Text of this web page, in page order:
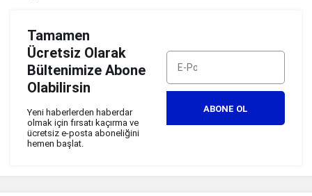
Tamamen
Ücretsiz Olarak
Bültenimize Abone
Olabilirsin
Yeni haberlerden haberdar
olmak için fırsatı kaçırma ve
ücretsiz e-posta aboneliğini
hemen başlat.
ABONE OL